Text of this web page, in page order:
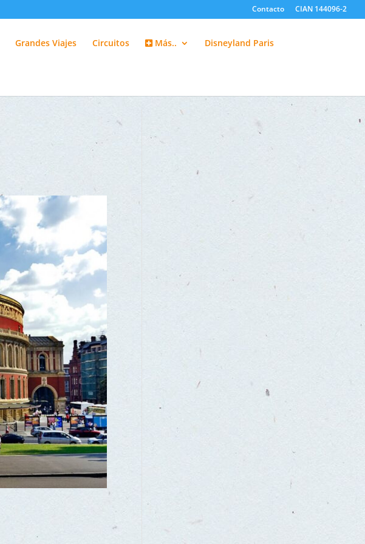
Contacto CIAN 144096-2
Grandes Viajes Circuitos Más.. Disneyland Paris